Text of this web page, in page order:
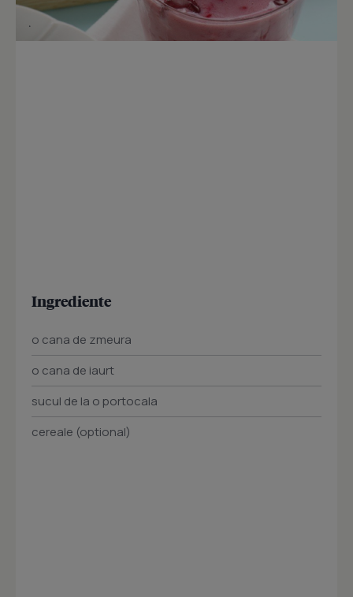
Ingrediente
o cana de zmeura
o cana de iaurt
sucul de la o portocala
cereale (optional)